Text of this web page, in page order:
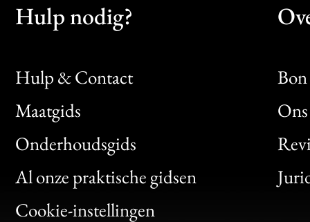
Hulp nodig?
Hulp & Contact
Maatgids
Onderhoudsgids
Al onze praktische gidsen
Cookie-instellingen
Bon
Clic